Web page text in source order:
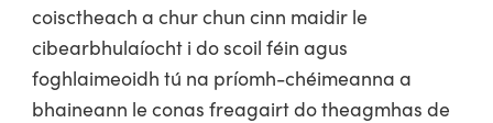
coisctheach a chur chun cinn maidir le
cibearbhulaíocht i do scoil féin agus
foghlaimeoidh tú na príomh-chéimeanna a
bhaineann le conas freagairt do theagmhas de